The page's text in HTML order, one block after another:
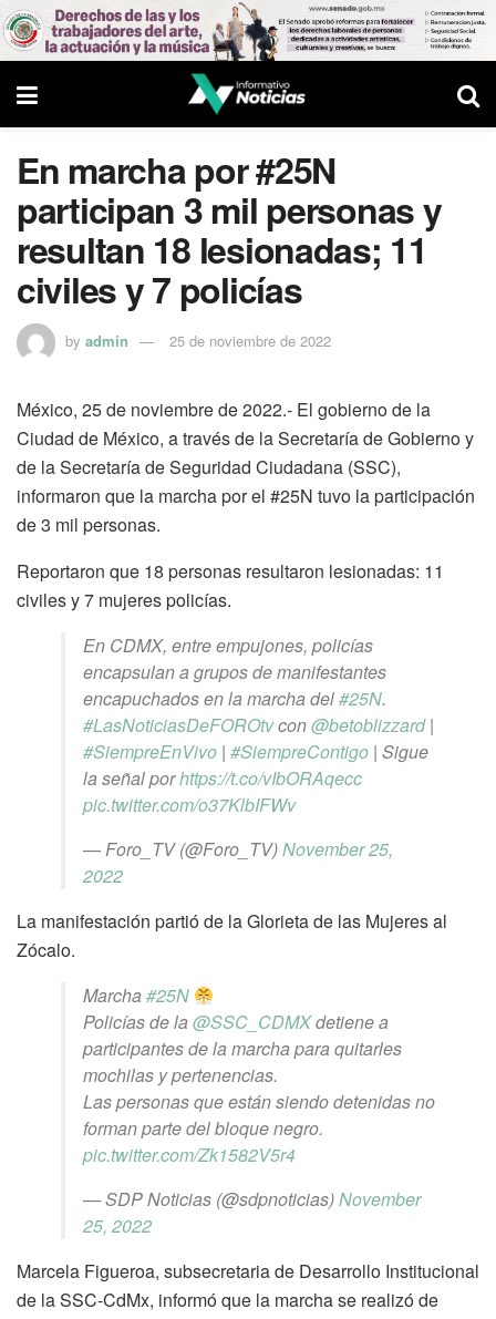
En marcha por #25N
participan 3 mil personas y
resultan 18 lesionadas; 11
civiles y 7 policías
by admin 25 de noviembre de 2022
México, 25 de noviembre de 2022.- El gobierno de la
Ciudad de México, a través de la Secretaría de Gobierno y
de la Secretaría de Seguridad Ciudadana (SSC),
informaron que la marcha por el #25N tuvo la participación
de 3 mil personas.
Reportaron que 18 personas resultaron lesionadas: 11
civiles y 7 mujeres policías.
En CDMX, entre empujones, policías
encapsulan a grupos de manifestantes
encapuchados en la marcha del#25N.
#LasNoticiasDeFOROtvcon@betoblizzard|
#SiempreEnVivo | #SiempreContigo | Sigue
la señal porhttps://t.co/vIbORAqecc
pic.twitter.com/o37KlbIFWv
— Foro_TV (@Foro_TV)November 25,
2022
La manifestación partió de la Glorieta de las Mujeres al
Zócalo.
Marcha#25N
Policías de la@SSC_CDMXdetiene a
participantes de la marcha para quitarles
mochilas y pertenencias.
Las personas que están siendo detenidas no
forman parte del bloque negro.
pic.twitter.com/Zk1582V5r4
— SDP Noticias (@sdpnoticias)November
25, 2022
Marcela Figueroa, subsecretaria de Desarrollo Institucional
de la SSC-CdMx, informó que la marcha se realizó de